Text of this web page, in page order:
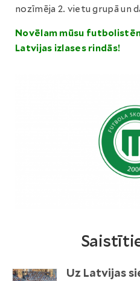
nozīmēja 2. vietu grupā un
Novēlam mūsu
Latvijas izlases rindās!
Uz Latvijas